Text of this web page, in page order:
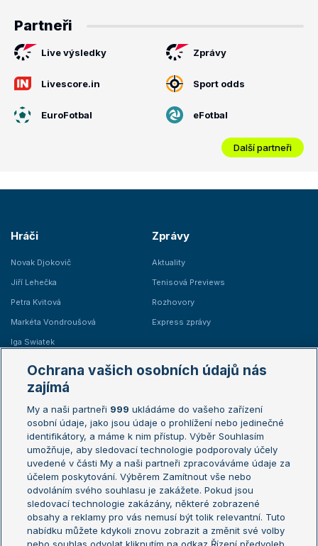
Partneři
Live výsledky Zprávy
Livescore.in Sport odds
EuroFotbal eFotbal
Další partneři
Hráči
Novak Djokovič
Jiří Lehečka
Petra Kvitová
Markéta Vondroušová
Iga Swiatek
Zprávy
Aktuality
Tenisová Previews
Rozhovory
Express zprávy
Žebříčky
Žebříček ATP (muži)
Žebříček WTA (ženy)
Sázkařský žebříček
Australian Open
French Open
Wimbledon
US Open
Turnaj mistrů
Turnaj mistryň
Aktualní trendy
Ochrana vašich osobních údajů nás
zajímá
My a naši partneři 999 ukládáme do vašeho zařízení
osobní údaje, jako jsou údaje o prohlížení nebo jedinečné
identifikátory, a máme k nim přístup. Výběr Souhlasím
umožňuje, aby sledovací technologie podporovaly účely
uvedené v části My a naši partneři zpracováváme údaje za
účelem poskytování. Výběrem Zamítnout vše nebo
odvoláním svého souhlasu je zakážete. Pokud jsou
sledovací technologie zakázány, některé zobrazené
obsahy a reklamy pro vás nemusí být tolik relevantní. Tuto
nabídku můžete kdykoli znovu zobrazit a změnit své volby